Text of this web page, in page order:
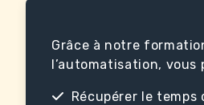
Grâce à notre
l’automatisation, vous
Récupérer le temps